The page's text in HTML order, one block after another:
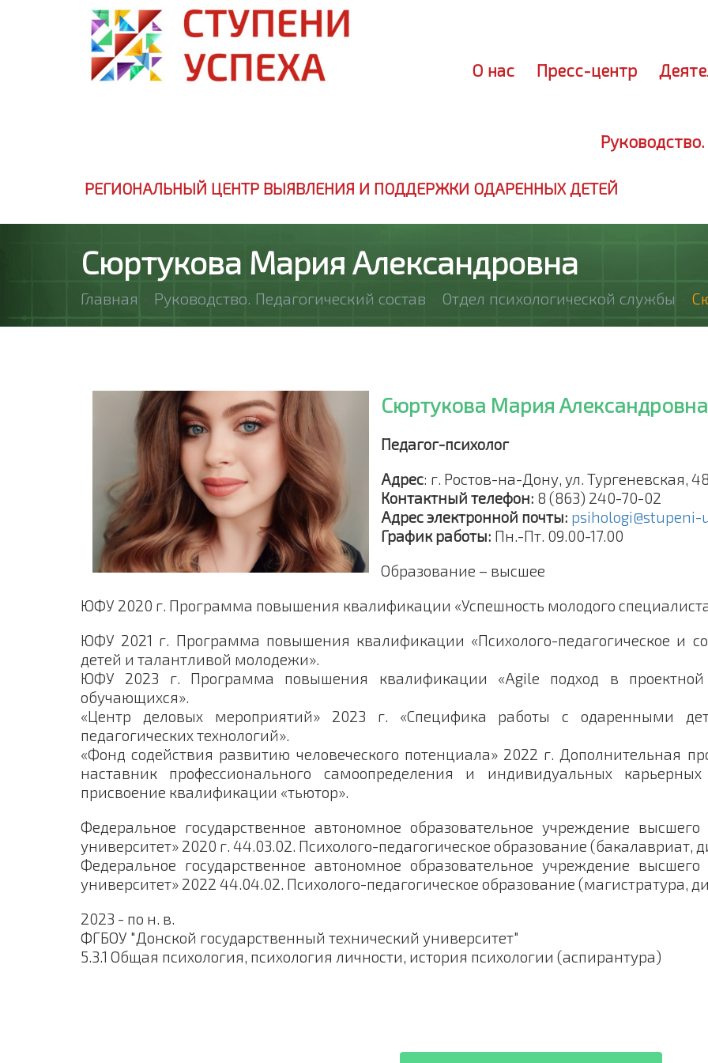
О нас Пресс-центр
РЕГИОНАЛЬНЫЙ ЦЕНТР ВЫЯВЛЕНИЯ И ПОДДЕРЖКИ ОДАРЕННЫХ ДЕТЕЙ
Сюртукова Мария Александровна
Главная - Руководство. Педагогический состав - Отдел психологической службы -
Сюртукова Мария Александровна
Педагог-психолог
Адрес: г. Ростов-на-Дону, ул. Тургеневская,
Контактный телефон: 8 (863) 240-70-02
Адрес электронной почты: psihologi@stupeni-
График работы: Пн.-Пт. 09.00-17.00
Образование – высшее
ЮФУ 2020 г. Программа повышения квалификации «Успешность молодого
ЮФУ 2021 г. Программа повышения квалификации «Психолого-педагогическое и
детей и талантливой молодежи».
ЮФУ 2023 г. Программа повышения квалификации «Agile подход в проектной
обучающихся».
«Центр деловых мероприятий» 2023 г. «Специфика работы с одаренными
педагогических технологий».
«Фонд содействия развитию человеческого потенциала» 2022 г. Дополнительная
наставник профессионального самоопределения и индивидуальных
присвоение квалификации «тьютор».
Федеральное государственное автономное образовательное учреждение
университет» 2020 г. 44.03.02. Психолого-педагогическое образование (бакалавриат,
Федеральное государственное автономное образовательное учреждение
университет» 2022 44.04.02. Психолого-педагогическое образование (магистратура,
2023 - по н. в.
ФГБОУ "Донской государственный технический университет"
5.3.1 Общая психология, психология личности, история психологии (аспирантура)